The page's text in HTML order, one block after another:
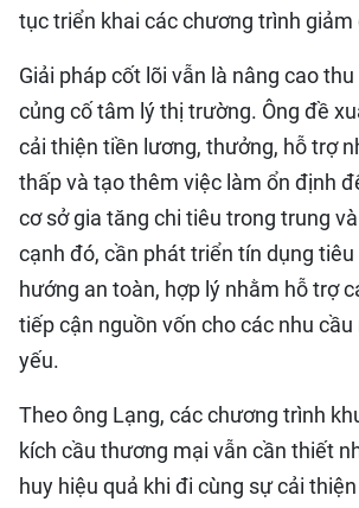
tục triển khai các chương trình giảm
Giải pháp cốt lõi vẫn là nâng cao
củng cố tâm lý thị trường. Ông đề
cải thiện tiền lương, thưởng, hỗ trợ
thấp và tạo thêm việc làm ổn định
cơ sở gia tăng chi tiêu trong trung
cạnh đó, cần phát triển tín dụng
hướng an toàn, hợp lý nhằm hỗ trợ
tiếp cận nguồn vốn cho các nhu
yếu.
Theo ông Lạng, các chương trình
kích cầu thương mại vẫn cần thiết
huy hiệu quả khi đi cùng sự cải